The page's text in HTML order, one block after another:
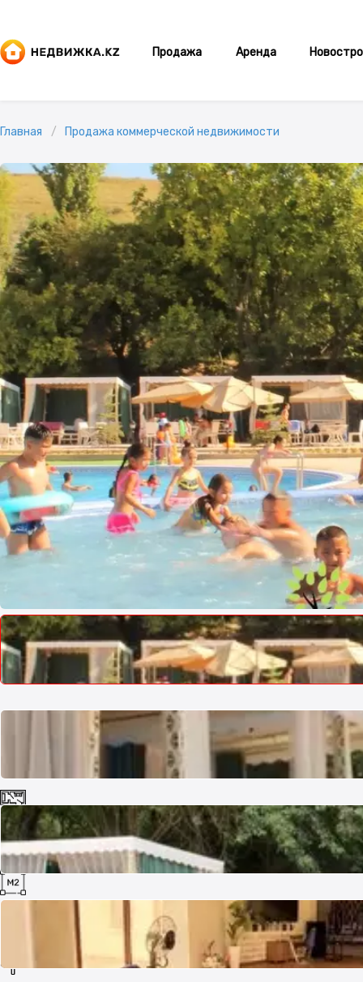
Продажа Аренда
Главная Продажа коммерческой недвижимости
Комнат
30